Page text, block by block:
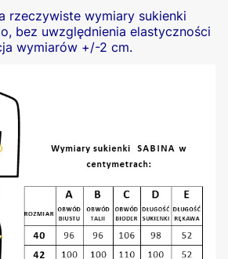
rzeczywiste wymiary sukienki
bez uwzględnienia elastyczności
wymiarów +/-2 cm.